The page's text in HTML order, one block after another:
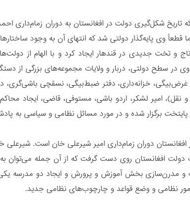
شکل‌گیری دولت در افغانستان به دوران زمام‌داری
وی پایه‌گذار دولتی شد که انتهای آن به وجود
و تخت جدیدی در قندهار ایجاد کرد و با الهام از
سطح دولتی، دربار و ولایات مجموعه‌های بزرگی از
غرض‌بیگی، خزانه‌داری، دفتر ضبط‌بیگی، نسقچی باشی‌گری،
نقل)، امیر لشکر، اردو باشی، مستوفی، قاضی، ایجاد
پایتخت برگزار شده و در مورد مسائل نظامی و سیاسی به
افغانستان روی دست گرفت که از آن جمله می‌توان به
اصلاحات‌ و مدرن‌سازی بخش آموزش و پرورش و ایجاد دو
نظامی و وضع قواعد و چارچوب‌های نظامی جدید.